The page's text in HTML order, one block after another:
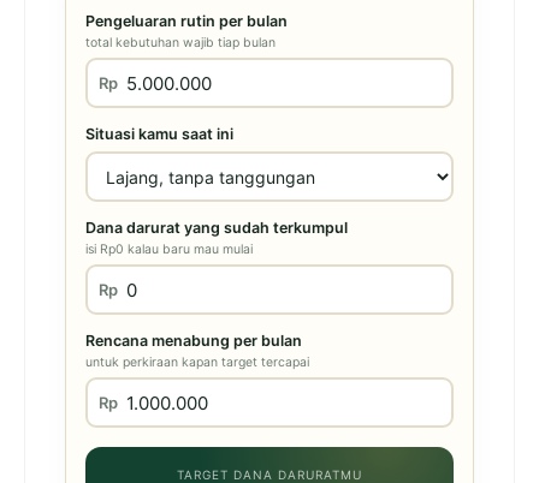
Pengeluaran rutin per bulan
total kebutuhan wajib tiap bulan
Rp
Situasi kamu saat ini
Dana darurat yang sudah terkumpul
isi Rp0 kalau baru mau mulai
Rp
Rencana menabung per bulan
untuk perkiraan kapan target tercapai
Rp
TARGET DANA DARURATMU